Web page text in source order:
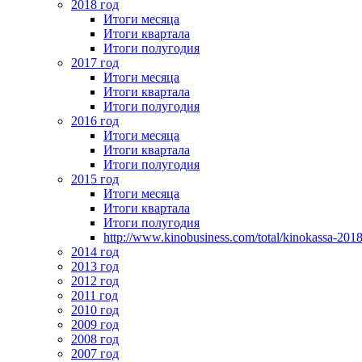
2018 год
Итоги месяца
Итоги квартала
Итоги полугодия
2017 год
Итоги месяца
Итоги квартала
Итоги полугодия
2016 год
Итоги месяца
Итоги квартала
Итоги полугодия
2015 год
Итоги месяца
Итоги квартала
Итоги полугодия
http://www.kinobusiness.com/total/kinokassa-
2014 год
2013 год
2012 год
2011 год
2010 год
2009 год
2008 год
2007 год